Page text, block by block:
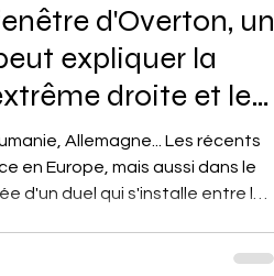
d'Overton, un
expliquer la
droite et le
Allemagne... Les récents
en Europe, mais aussi dans le
d'un duel qui s'installe entre les